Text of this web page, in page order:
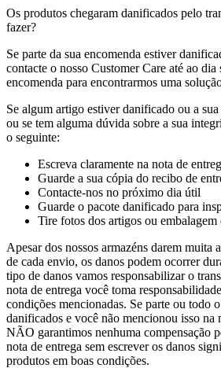
Os produtos chegaram danificados pelo
fazer?
Se parte da sua encomenda estiver
contacte o nosso Customer Care até ao dia
encomenda para encontrarmos uma
Se algum artigo estiver danificado ou a
ou se tem alguma dúvida sobre a sua
o seguinte:
Escreva claramente na nota de
Guarde a sua cópia do recibo de
Contacte-nos no próximo dia útil
Guarde o pacote danificado para
Tire fotos dos artigos ou
Apesar dos nossos armazéns darem muita
de cada envio, os danos podem ocorrer
tipo de danos vamos responsabilizar o
nota de entrega você toma
condições mencionadas. Se parte ou todo
danificados e você não mencionou isso na
NÃO garantimos nenhuma compensação
nota de entrega sem escrever os danos
produtos em boas condições.